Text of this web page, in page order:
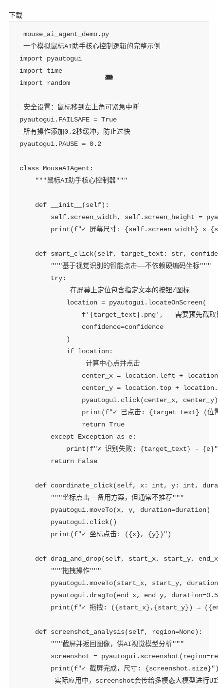
15
22
1
2
40
44
下载
mouse_ai_agent_demo.py
一个模拟鼠标AI助手核心控制逻辑的完整示例
import pyautogui
import time
import random
安全设置：鼠标移到左上角可紧急中断
pyautogui. FAILSAFE = True
所有操作添加0.2秒缓冲，防止过快
pyautogui. PAUSE = 0.2
class MouseAIAgent :
"""鼠标AI助手核心控制器"""
def __init__ (self) :
        self
. screen_width, self. screen_height =
print(f"✓ 屏幕尺寸: {self. screen_width} x {
def smart_click(self, target_text : str,
"""基于视觉识别的智能点击——不依赖硬编码坐标"""
try:
在屏幕上定位包含指定文本的按钮/图标
            location
= pyautogui. locateOnScreen(
f' {target_text} .png' ,
需要预先截
                confidence
=confidence
)
if location:
计算中心点并点击
                center_x
= location. left + location
                center_y
= location. top + location.
                pyautogui
. click(center_x, center_y)
print(f"✓ 已点击: {target_text} (位
return True
except Exception as e:
print(f"✗ 识别失败: {target_text} - {e}"
return False
def coordinate_click(self, x: int, y: int,
"""坐标点击——备用方案，但通常不推荐"""
        pyautogui
.moveTo(x, y, duration=duration)
        pyautogui
. click( )
print(f"✓ 坐标点击: ({x}, {y})")
def drag_and_drop(self, start_x, start_y, end_x
"""拖拽操作"""
        pyautogui
.moveTo(start_x, start_y, duration
        pyautogui
. dragTo(end_x, end_y, duration=0.5
print(f"✓ 拖拽: ({start_x}, {start_y}) → ({
def screenshot_analysis(self, region=None) :
"""截屏并返回图像，供AI视觉模型分析"""
        screenshot
= pyautogui. screenshot(region=
print(f"✓ 截屏完成，尺寸: {screenshot . size}"
实际应用中，screenshot会传给多模态大模型进行UI
6
3
6
44
1
3
2
2
6
3
5
6
20
15
30
20
22